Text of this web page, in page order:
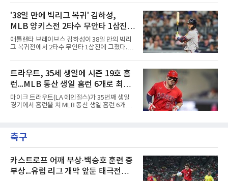
열린 휴스턴 애스트로스전에 9번 타자 2루수로
나서 2타수 1안타를 기록, 타율
입한 결과다.한화 왕옌청과 키움 가나쿠보 유토
는 입지가 확고하다. 왕옌청은 21경기 10승 4패,
평균자책점 3.34로 다승 공동 선두이자 3경기 연
속 퀄리티스타트를 기록 중이다. 가나쿠보는 5
승 4패 13세이브 10홀드, 평균자책점 2.95로 외
국인 최초 10홀드·10세이브를 동시에 달성했
다.kt 스기모토 고키는 전반기 42경기 평균자책
17홀드 공동 선두에 올랐다. SSG 타케다 쇼타도
전반기 1승 7패, 평균자책점
'38일 만에 빅리그 복귀' 김하성,
MLB 양키스전 2타수 무안타 1삼진...
시즌 타율 0.067
애틀랜타 브레이브스 김하성이 38일 만의 빅리
그 복귀전에서 2타수 무안타 1삼진에 그쳤다.김
에서 열린 2026 MLB 뉴욕 양키스와의 원정 경
기에 9번 타자 유격수로 선발 출전했다. 시즌 타
율은 0.068에서 0.067(75타수 5안타)로 떨어졌
다.2회초 2사 1루에서는 양키스 좌완 선발 맥스
프리드의 6구째 몸쪽 싱킹 패스트볼을 쳐 유격
수 뜬공으로 아웃됐고, 5회초에는 루킹 삼진을
당했다. 1-0으로 앞선 8회초 1사에서 대타 도미
이 파열돼 5월 중순 복귀했고, 동계 훈련 부족 여
파로 부진이 이어졌다. 지난달
트라우트, 35세 생일에 시즌 19호 홈
런...MLB 통산 생일 홈런 6개로 최다
타이
마이크 트라우트(LA 에인절스)가 35번째 생일
경기에서 홈런을 쳐 MLB 통산 생일 홈런 6개로
번 타자 중견수로 선발 출전해 3타수 1안타(1홈
런) 1타점 2득점 1볼넷으로 팀의 4-3 승리를 견
립스의 시속 155.8㎞ 바깥쪽 포심을 밀어 쳐 우
중간 담장을 넘겼다. 비거리 122ｍ, 시즌 19호이
자 통산 423번째 홈런이다. 1-2로 뒤진 7회초 2
축구
카스트로프 어깨 부상·백승호 훈련 중
부상...유럽 리그 개막 앞둔 태극전사